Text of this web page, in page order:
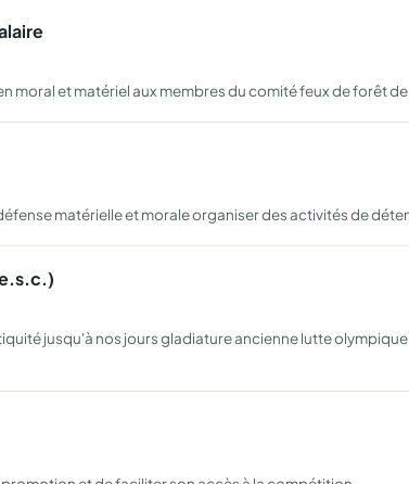
moral et matériel aux membres du comité feux de forêt
matérielle et morale organiser des activités de
jusqu'à nos jours gladiature ancienne lutte